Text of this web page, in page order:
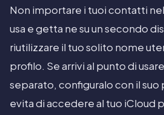
Non importare i tuoi contatti
usa e getta ne su un secondo
riutilizzare il tuo solito nome
profilo. Se arrivi al punto di
separato, configuralo con il
evita di accedere al tuo iCloud